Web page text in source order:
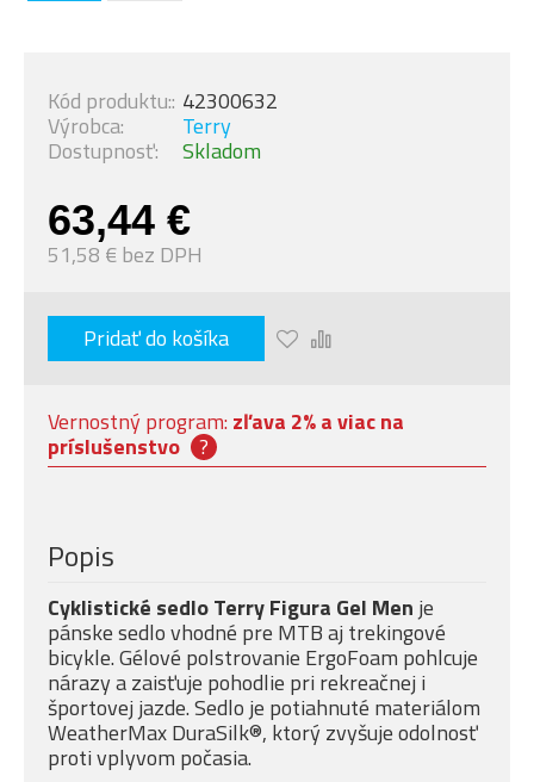
63,44 €
51,58 € bez DPH
Dostupnosť: Skladom
Výrobca: Terry
Kód produktu:: 42300632
Pridať do košíka
Vernostný program: zľava 2% a viac na
príslušenstvo ?
Popis
Cyklistické sedlo Terry Figura Gel Men je
pánske sedlo vhodné pre MTB aj trekingové
bicykle. Gélové polstrovanie ErgoFoam pohlcuje
nárazy a zaisťuje pohodlie pri rekreačnej i
športovej jazde. Sedlo je potiahnuté materiálom
WeatherMax DuraSilk®, ktorý zvyšuje odolnosť
proti vplyvom počasia.